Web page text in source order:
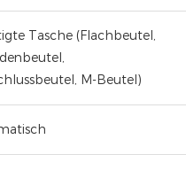
Tasche (Flachbeutel,
M-Beutel)